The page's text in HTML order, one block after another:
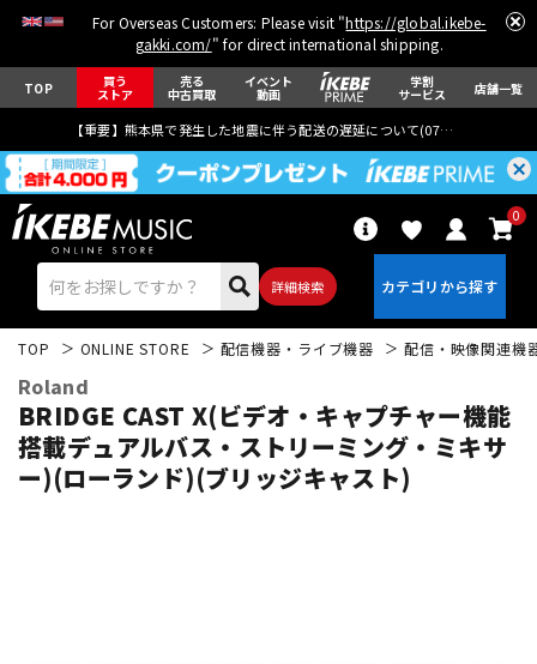
For Overseas Customers: Please visit "https://global.ikebe-
gakki.com/" for direct international shipping.
TOP 買う
ストア
売る
中古買取
イベント
動画
学割
サービス 店舗一覧
【重要】熊本県で発生した地震に伴う配送の遅延について(07月29日
詳細検索
0
エレキギター アコギ/エレアコ
TOP ONLINE STORE 配信機器・ライブ機器 配信・映像関連機
Roland
BRIDGE CAST X(ビデオ・キャプチャー機能
搭載デュアルバス・ストリーミング・ミキサ
ー)(ローランド)(ブリッジキャスト)